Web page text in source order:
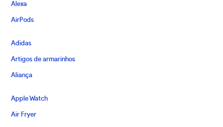
Alexa
AirPods
Adidas
Artigos de armarinhos
Aliança
Apple Watch
Air Fryer